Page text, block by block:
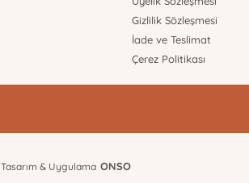
Gizlilik Sözleşmesi
İade ve Teslimat
Çerez Politikası
Tasarım & Uygulama ONSO